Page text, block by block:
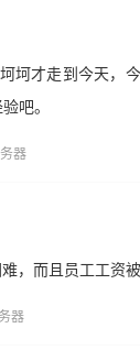
坷才走到今天，
吧。
器
，而且员工工资
器